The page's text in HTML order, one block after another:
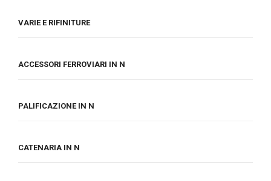
VARIE E RIFINITURE
ACCESSORI FERROVIARI IN N
PALIFICAZIONE IN N
CATENARIA IN N